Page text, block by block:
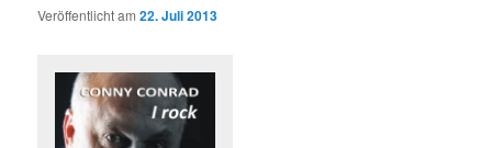
Veröffentlicht am22. Juli 2013